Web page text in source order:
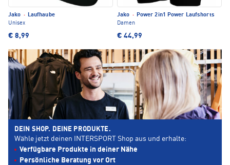
Jako ·
Laufhaube
Unisex
€ 8,99
Jako ·
Power 2in1 Power Laufshorts
Damen
€ 44,99
DEIN SHOP. DEINE PRODUKTE.
Wähle jetzt deinen INTERSPORT Shop aus und erhalte:
Verfügbare Produkte in deiner Nähe
Persönliche Beratung vor Ort